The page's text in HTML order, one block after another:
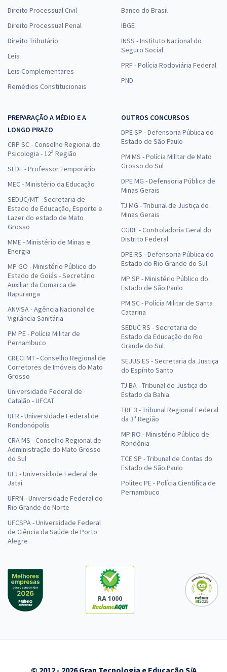
Direito Processual Civil
Direito Processual Penal
Direito Tributário
Leis
Leis Complementares
Remédios Constitucionais
Banco do Brasil
IBGE
INSS - Instituto Nacional do
Seguro Social
PRF - Polícia Rodoviária Federal
PND
PREPARAÇÃO A MÉDIO E A
LONGO PRAZO
CRP SC - Conselho Regional de
Psicologia - 12ª Região
SEDF - Professor Temporário
MEC - Ministério da Educação
SEDUC/MT - Secretaria de
Estado de Educação, Esporte e
Lazer do estado de Mato
Grosso
MME - Ministério de Minas e
Energia
MP GO - Ministério Público do
Estado de Goiás - Secretário
Auxiliar da Comarca de
Itapuranga
ANVISA - Agência Nacional de
Vigilância Sanitária
PM PE - Polícia Militar de
Pernambuco
CRECI MT - Conselho Regional de
Corretores de Imóveis do Mato
Grosso
Universidade Federal de
Catalão - UFCAT
UFR - Universidade Federal de
Rondonópolis
CRA MS - Conselho Regional de
Administração do Mato Grosso
do Sul
UFJ - Universidade Federal de
Jataí
UFRN - Universidade Federal do
Rio Grande do Norte
UFCSPA - Universidade Federal
de Ciência da Saúde de Porto
Alegre
OUTROS CONCURSOS
DPE SP - Defensoria Pública do
Estado de São Paulo
PM MS - Polícia Militar de Mato
Grosso do Sul
DPE MG - Defensoria Pública de
Minas Gerais
TJ MG - Tribunal de Justiça de
Minas Gerais
CGDF - Controladoria Geral do
Distrito Federal
DPE RS - Defensoria Pública do
Estado do Rio Grande do Sul
MP SP - Ministério Público do
Estado de São Paulo
PM SC - Polícia Militar de Santa
Catarina
SEDUC RS - Secretaria de
Estado da Educação do Rio
Grande do Sul
SEJUS ES - Secretaria da Justiça
do Espírito Santo
TJ BA - Tribunal de Justiça do
Estado da Bahia
TRF 3 - Tribunal Regional Federal
da 3ª Região
MP RO - Ministério Público de
Rondônia
TCE SP - Tribunal de Contas do
Estado de São Paulo
Politec PE - Polícia Científica de
Pernambuco
RA 1000
© 2012 - 2026 Gran Tecnologia e Educação S/A